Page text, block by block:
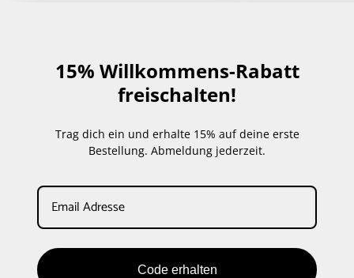
15% Willkommens-Rabatt
freischalten!
Trag dich ein und erhalte 15% auf deine erste
Bestellung. Abmeldung jederzeit.
Code erhalten